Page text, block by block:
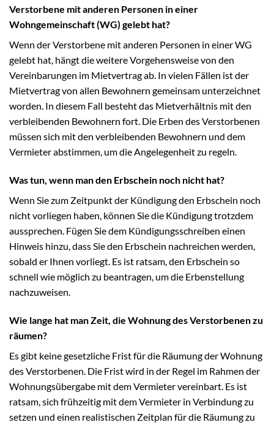
Verstorbene mit anderen Personen in einer
Wohngemeinschaft (WG) gelebt hat?
Wenn der Verstorbene mit anderen Personen in einer WG
gelebt hat, hängt die weitere Vorgehensweise von den
Vereinbarungen im Mietvertrag ab. In vielen Fällen ist der
Mietvertrag von allen Bewohnern gemeinsam unterzeichnet
worden. In diesem Fall besteht das Mietverhältnis mit den
verbleibenden Bewohnern fort. Die Erben des Verstorbenen
müssen sich mit den verbleibenden Bewohnern und dem
Vermieter abstimmen, um die Angelegenheit zu regeln.
Was tun, wenn man den Erbschein noch nicht hat?
Wenn Sie zum Zeitpunkt der Kündigung den Erbschein noch
nicht vorliegen haben, können Sie die Kündigung trotzdem
aussprechen. Fügen Sie dem Kündigungsschreiben einen
Hinweis hinzu, dass Sie den Erbschein nachreichen werden,
sobald er Ihnen vorliegt. Es ist ratsam, den Erbschein so
schnell wie möglich zu beantragen, um die Erbenstellung
nachzuweisen.
Wie lange hat man Zeit, die Wohnung des Verstorbenen zu
räumen?
Es gibt keine gesetzliche Frist für die Räumung der Wohnung
des Verstorbenen. Die Frist wird in der Regel im Rahmen der
Wohnungsübergabe mit dem Vermieter vereinbart. Es ist
ratsam, sich frühzeitig mit dem Vermieter in Verbindung zu
setzen und einen realistischen Zeitplan für die Räumung zu